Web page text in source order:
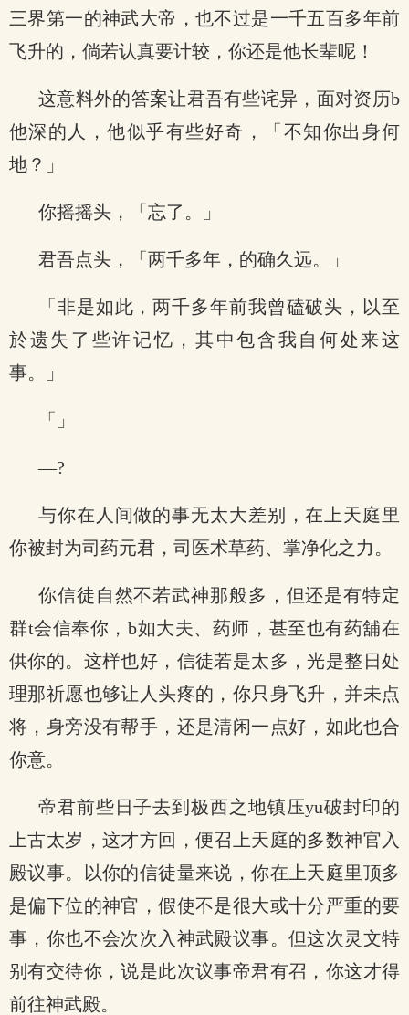
三界第一的神武大帝，也不过是一千五百多年前
飞升的，倘若认真要计较，你还是他长辈呢！
这意料外的答案让君吾有些诧异，面对资历b
他深的人，他似乎有些好奇，「不知你出身何
地？」
你摇摇头，「忘了。」
君吾点头，「两千多年，的确久远。」
「非是如此，两千多年前我曾磕破头，以至
於遗失了些许记忆，其中包含我自何处来这
事。」
「」
—?
与你在人间做的事无太大差别，在上天庭里
你被封为司药元君，司医术草药、掌净化之力。
你信徒自然不若武神那般多，但还是有特定
群t会信奉你，b如大夫、药师，甚至也有药舖在
供你的。这样也好，信徒若是太多，光是整日处
理那祈愿也够让人头疼的，你只身飞升，并未点
将，身旁没有帮手，还是清闲一点好，如此也合
你意。
帝君前些日子去到极西之地镇压yu破封印的
上古太岁，这才方回，便召上天庭的多数神官入
殿议事。以你的信徒量来说，你在上天庭里顶多
是偏下位的神官，假使不是很大或十分严重的要
事，你也不会次次入神武殿议事。但这次灵文特
别有交待你，说是此次议事帝君有召，你这才得
前往神武殿。